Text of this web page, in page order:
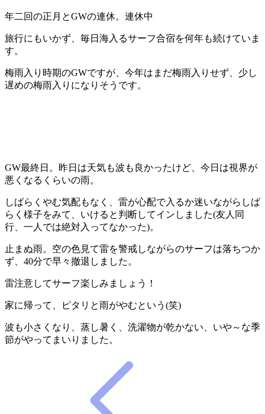
年二回の正月とGWの連休。連休中
旅行にもいかず、毎日海入るサーフ合宿を何年も続けていま
す。
梅雨入り時期のGWですが、今年はまだ梅雨入りせず、少し
遅めの梅雨入りになりそうです。
GW最終日。昨日は天気も波も良かったけど、今日は視界が
悪くなるくらいの雨。
しばらくやむ気配もなく、雷が心配で入るか迷いながらしば
らく様子をみて、いけると判断してインしました(友人同
行、一人では絶対入ってなかった)。
止まぬ雨。空の色見て雷を警戒しながらのサーフは落ちつか
ず、40分で早々撤退しました。
雷注意してサーフ楽しみましょう！
家に帰って、ピタリと雨がやむという(笑)
波も小さくなり、蒸し暑く、洗濯物が乾かない、いや～な季
節がやってまいりました。